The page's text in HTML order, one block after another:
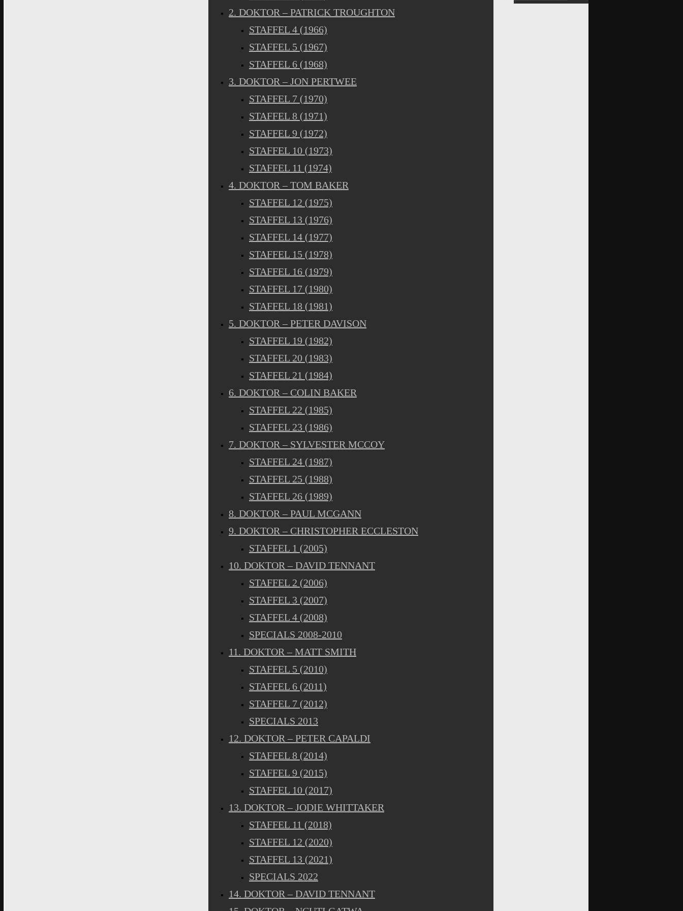
2. DOKTOR – PATRICK TROUGHTON
STAFFEL 4 (1966)
STAFFEL 5 (1967)
STAFFEL 6 (1968)
3. DOKTOR – JON PERTWEE
STAFFEL 7 (1970)
STAFFEL 8 (1971)
STAFFEL 9 (1972)
STAFFEL 10 (1973)
STAFFEL 11 (1974)
4. DOKTOR – TOM BAKER
STAFFEL 12 (1975)
STAFFEL 13 (1976)
STAFFEL 14 (1977)
STAFFEL 15 (1978)
STAFFEL 16 (1979)
STAFFEL 17 (1980)
STAFFEL 18 (1981)
5. DOKTOR – PETER DAVISON
STAFFEL 19 (1982)
STAFFEL 20 (1983)
STAFFEL 21 (1984)
6. DOKTOR – COLIN BAKER
STAFFEL 22 (1985)
STAFFEL 23 (1986)
7. DOKTOR – SYLVESTER MCCOY
STAFFEL 24 (1987)
STAFFEL 25 (1988)
STAFFEL 26 (1989)
8. DOKTOR – PAUL MCGANN
9. DOKTOR – CHRISTOPHER ECCLESTON
STAFFEL 1 (2005)
10. DOKTOR – DAVID TENNANT
STAFFEL 2 (2006)
STAFFEL 3 (2007)
STAFFEL 4 (2008)
SPECIALS 2008-2010
11. DOKTOR – MATT SMITH
STAFFEL 5 (2010)
STAFFEL 6 (2011)
STAFFEL 7 (2012)
SPECIALS 2013
12. DOKTOR – PETER CAPALDI
STAFFEL 8 (2014)
STAFFEL 9 (2015)
STAFFEL 10 (2017)
13. DOKTOR – JODIE WHITTAKER
STAFFEL 11 (2018)
STAFFEL 12 (2020)
STAFFEL 13 (2021)
SPECIALS 2022
14. DOKTOR – DAVID TENNANT